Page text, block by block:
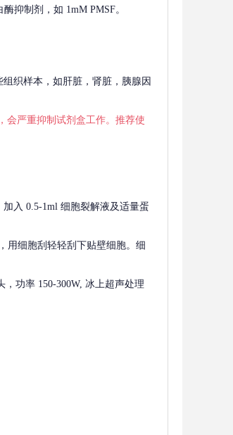
抑制剂，如 1mM PMSF。
织样本，如肝脏，肾脏，胰腺因
会严重抑制试剂盒工作。推荐使
加入 0.5-1ml 细胞裂解液及适量蛋
用细胞刮轻轻刮下贴壁细胞。细
功率 150-300W, 冰上超声处理